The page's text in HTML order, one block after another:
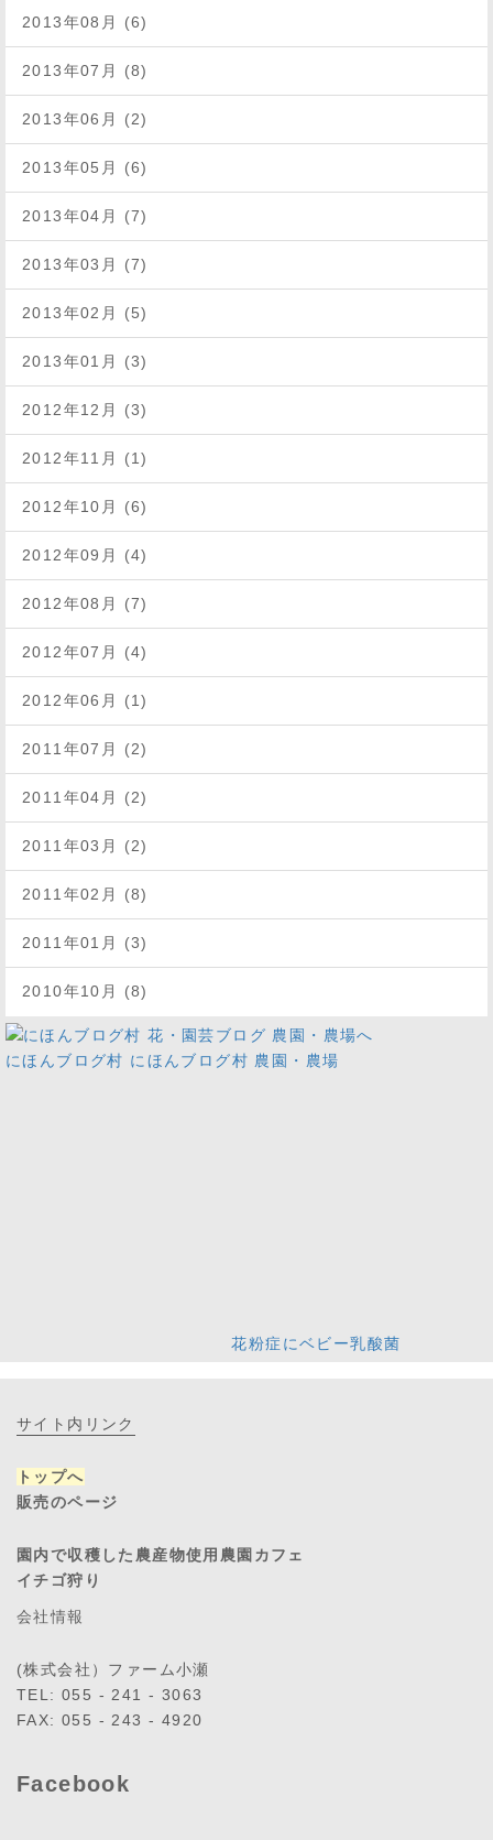
2013年08月 (6)
2013年07月 (8)
2013年06月 (2)
2013年05月 (6)
2013年04月 (7)
2013年03月 (7)
2013年02月 (5)
2013年01月 (3)
2012年12月 (3)
2012年11月 (1)
2012年10月 (6)
2012年09月 (4)
2012年08月 (7)
2012年07月 (4)
2012年06月 (1)
2011年07月 (2)
2011年04月 (2)
2011年03月 (2)
2011年02月 (8)
2011年01月 (3)
2010年10月 (8)
にほんブログ村 にほんブログ村 農園・農場
花粉症にベビー乳酸菌
サイト内リンク
トップへ
販売のページ
園内で収穫した農産物使用農園カフェ
イチゴ狩り
会社情報
(株式会社）ファーム小瀬
TEL: 055 - 241 - 3063
FAX: 055 - 243 - 4920
Facebook